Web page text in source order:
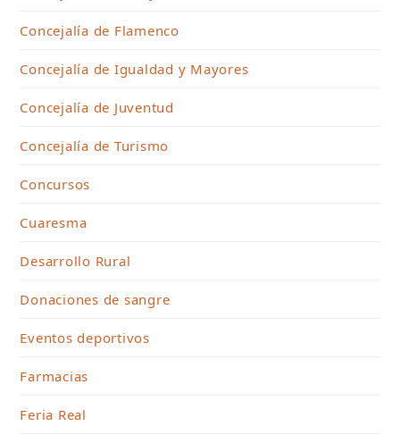
Concejalía de Flamenco
Concejalía de Igualdad y Mayores
Concejalía de Juventud
Concejalía de Turismo
Concursos
Cuaresma
Desarrollo Rural
Donaciones de sangre
Eventos deportivos
Farmacias
Feria Real